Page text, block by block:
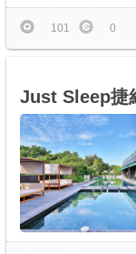
101 0
Just Sleep捷